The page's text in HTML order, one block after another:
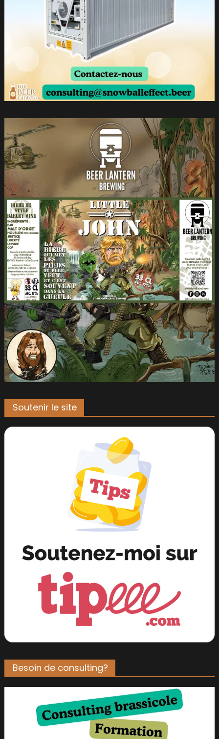
Soutenir le site
Besoin de consulting?